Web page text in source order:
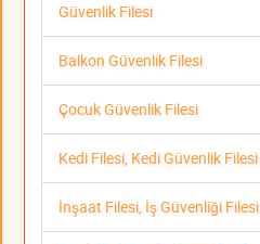
Güvenlik Filesi
Balkon Güvenlik Filesi
Çocuk Güvenlik Filesi
Kedi Filesi, Kedi Güvenlik Filesi
İnşaat Filesi, İş Güvenliği Filesi